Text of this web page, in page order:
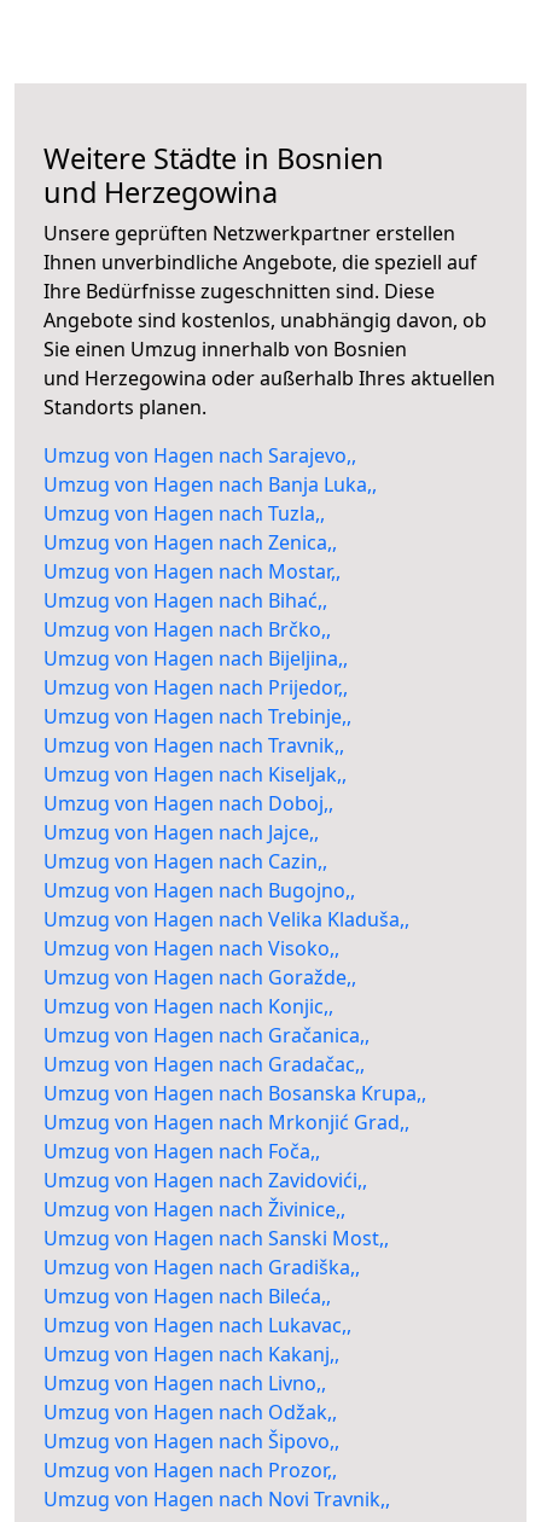
Weitere Städte in Bosnien
und Herzegowina
Unsere geprüften Netzwerkpartner erstellen
Ihnen unverbindliche Angebote, die speziell auf
Ihre Bedürfnisse zugeschnitten sind. Diese
Angebote sind kostenlos, unabhängig davon, ob
Sie einen Umzug innerhalb von Bosnien
und Herzegowina oder außerhalb Ihres aktuellen
Standorts planen.
Umzug von Hagen nach Sarajevo,,
Umzug von Hagen nach Banja Luka,,
Umzug von Hagen nach Tuzla,,
Umzug von Hagen nach Zenica,,
Umzug von Hagen nach Mostar,,
Umzug von Hagen nach Bihać,,
Umzug von Hagen nach Brčko,,
Umzug von Hagen nach Bijeljina,,
Umzug von Hagen nach Prijedor,,
Umzug von Hagen nach Trebinje,,
Umzug von Hagen nach Travnik,,
Umzug von Hagen nach Kiseljak,,
Umzug von Hagen nach Doboj,,
Umzug von Hagen nach Jajce,,
Umzug von Hagen nach Cazin,,
Umzug von Hagen nach Bugojno,,
Umzug von Hagen nach Velika Kladuša,,
Umzug von Hagen nach Visoko,,
Umzug von Hagen nach Goražde,,
Umzug von Hagen nach Konjic,,
Umzug von Hagen nach Gračanica,,
Umzug von Hagen nach Gradačac,,
Umzug von Hagen nach Bosanska Krupa,,
Umzug von Hagen nach Mrkonjić Grad,,
Umzug von Hagen nach Foča,,
Umzug von Hagen nach Zavidovići,,
Umzug von Hagen nach Živinice,,
Umzug von Hagen nach Sanski Most,,
Umzug von Hagen nach Gradiška,,
Umzug von Hagen nach Bileća,,
Umzug von Hagen nach Lukavac,,
Umzug von Hagen nach Kakanj,,
Umzug von Hagen nach Livno,,
Umzug von Hagen nach Odžak,,
Umzug von Hagen nach Šipovo,,
Umzug von Hagen nach Prozor,,
Umzug von Hagen nach Novi Travnik,,